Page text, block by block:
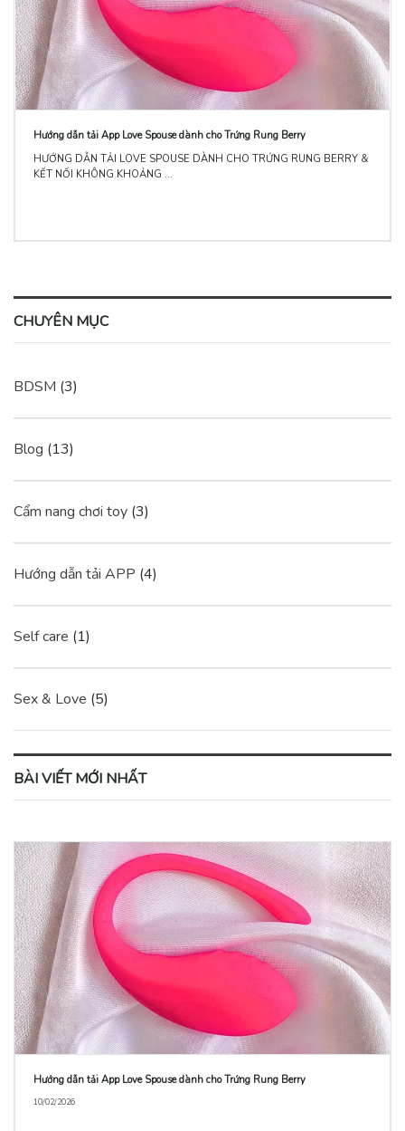
CHUYÊN MỤC
BDSM (3)
Blog (13)
Cẩm nang chơi toy (3)
Hướng dẫn tải APP (4)
Self care (1)
Sex & Love (5)
BÀI VIẾT MỚI NHẤT
Hướng dẫn tải App Love Spouse dành cho Trứng Rung Berry
10/02/2026
Hướng dẫn tải App Love Spouse dành cho Trứng Rung Berry
HƯỚNG DẪN TẢI LOVE SPOUSE DÀNH CHO TRỨNG RUNG BERRY &
KẾT NỐI KHÔNG KHOẢNG ...